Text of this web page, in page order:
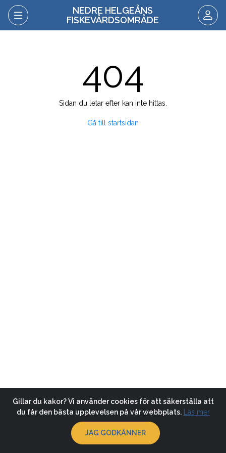
NEDRE HELGEÅNS
FISKEVÅRDSOMRÅDE
404
Sidan du letar efter kan inte hittas.
Gå till startsidan
Gillar du kakor? Vi använder cookies för att säkerställa att
du får den bästa upplevelsen på vår webbplats.
Läs mer
JAG GODKÄNNER